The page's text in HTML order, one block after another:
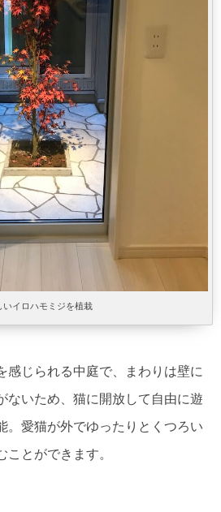
いイロハモミジを植栽
感じられる中庭で、まわりは壁に
ないため、猫に開放して自由に遊
。愛猫が外でゆったりとくつろい
ことができます。